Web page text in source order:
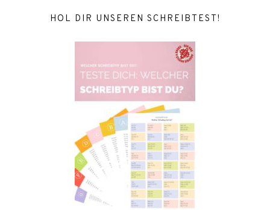
HOL DIR UNSEREN SCHREIBTEST!